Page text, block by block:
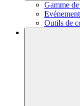
Gamme
Outils de